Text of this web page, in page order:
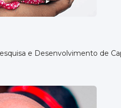
e Desenvolvimento de